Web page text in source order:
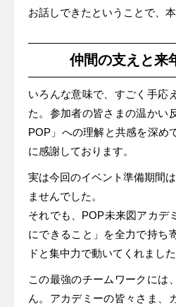
お話しできたということで、
仲間の支えと来
いろんな意味で、すごく手応
た。参加者の皆さまの温かい
POP」への理解と共感を深め
に感謝しております。
実は今回のイベント準備期間
ませんでした。
それでも、POP未来図アカデ
にできること」を全力で持ち
ドと集中力で動いてくれました
この最強のチームワークには
ん。アカデミーの皆々さま、